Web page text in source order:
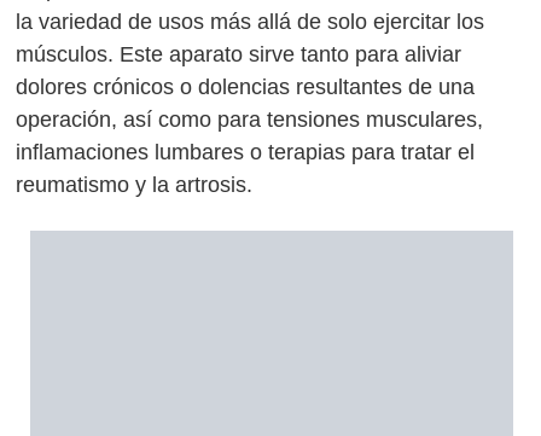
la variedad de usos más allá de solo ejercitar los
músculos. Este aparato sirve tanto para aliviar
dolores crónicos o dolencias resultantes de una
operación, así como para tensiones musculares,
inflamaciones lumbares o terapias para tratar el
reumatismo y la artrosis.